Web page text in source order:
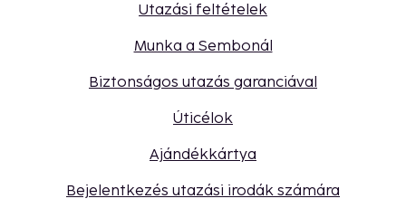
Utazási feltételek
Munka a Sembonál
Biztonságos utazás garanciával
Úticélok
Ajándékkártya
Bejelentkezés utazási irodák számára